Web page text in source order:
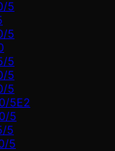
5
5
5
5
5
5E2
5
5
5